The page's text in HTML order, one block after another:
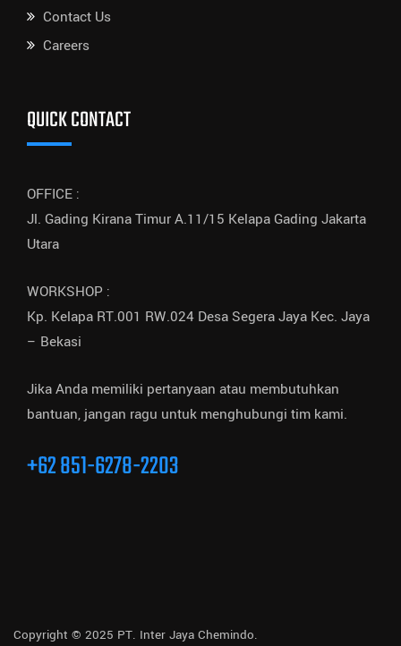
Contact Us
Careers
QUICK CONTACT
OFFICE :
Jl. Gading Kirana Timur A.11/15 Kelapa Gading Jakarta
Utara
WORKSHOP :
Kp. Kelapa RT.001 RW.024 Desa Segera Jaya Kec. Jaya
– Bekasi
Jika Anda memiliki pertanyaan atau membutuhkan
bantuan, jangan ragu untuk menghubungi tim kami.
+62 851-6278-2203
Copyright © 2025 PT. Inter Jaya Chemindo.